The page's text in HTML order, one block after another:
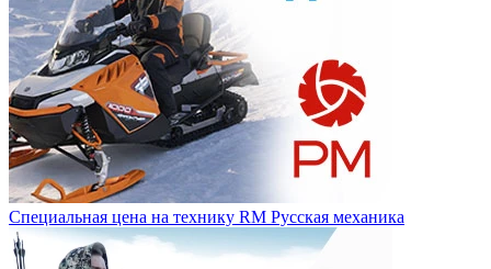
Специальная цена на технику RM Русская механика